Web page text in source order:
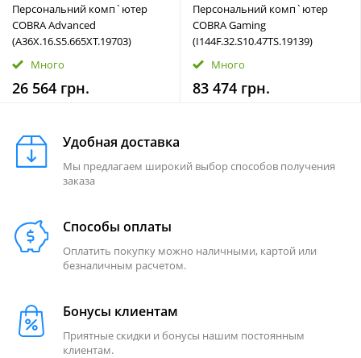
Персональний комп`ютер
COBRA Advanced
(A36X.16.S5.665XT.19703)
Много
26 564 грн.
Персональний комп`ютер
COBRA Gaming
(I144F.32.S10.47TS.19139)
Много
83 474 грн.
Удобная доставка
Мы предлагаем широкий выбор способов получения
заказа
Способы оплаты
Оплатить покупку можно наличными, картой или
безналичным расчетом.
Бонусы клиентам
Приятные скидки и бонусы нашим постоянным
клиентам.